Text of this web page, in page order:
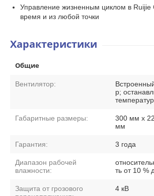
Управление жизненным циклом в Ruijie
время и из любой точки
Характеристики
Общие
Вентилятор:
р;
Габаритные размеры:
300 мм x
мм
Гарантия: 3 года
Диапазон рабочей
влажности:
ть от 10 %
Защита от грозового
4 кВ